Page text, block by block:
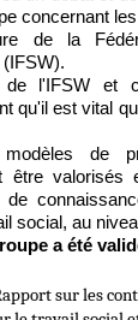
concernant
de la
de l'IFSW et
qu'il est vital
de
être valorisés
de
social, au
a été
sur les